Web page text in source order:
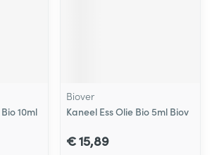
10ml
Biover
Kaneel Ess Olie Bio 5ml Biov
€ 15,89